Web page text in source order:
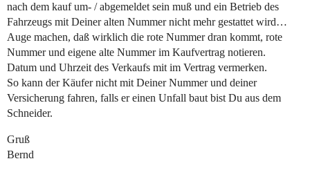
nach dem kauf um- / abgemeldet sein muß und ein Betrieb des
Fahrzeugs mit Deiner alten Nummer nicht mehr gestattet wird…
Auge machen, daß wirklich die rote Nummer dran kommt, rote
Nummer und eigene alte Nummer im Kaufvertrag notieren.
Datum und Uhrzeit des Verkaufs mit im Vertrag vermerken.
So kann der Käufer nicht mit Deiner Nummer und deiner
Versicherung fahren, falls er einen Unfall baut bist Du aus dem
Schneider.
Gruß
Bernd